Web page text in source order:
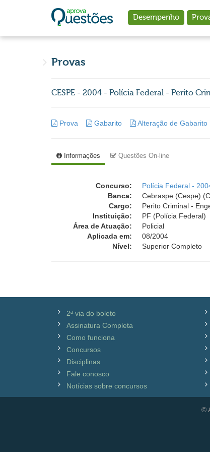
Desempenho
Provas
CESPE - 2004 - Polícia Federal - Perito
Prova Gabarito Alteração de Gabarito
Informações Questões On-line
Concurso:
Polícia Federal -
Banca:
Cebraspe (Cespe)
Cargo:
Perito Criminal -
Instituição:
PF (Polícia Federal)
Área de Atuação:
Policial
Aplicada em:
08/2004
Nível:
Superior Completo
2ª via do boleto
Assinatura Completa
Como funciona
Concursos
Disciplinas
Fale conosco
Notícias sobre concursos
©